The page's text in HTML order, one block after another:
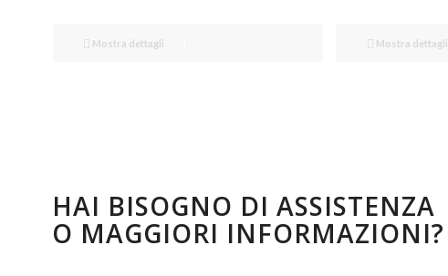
Mostra dettagli Mostra dettagli
HAI BISOGNO DI ASSISTENZA
O MAGGIORI INFORMAZIONI?